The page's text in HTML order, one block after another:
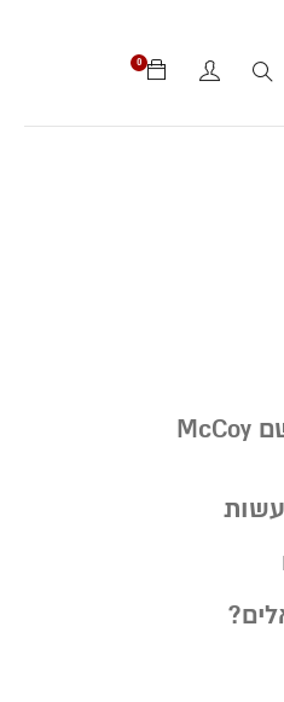
0
כל מי שמכיר לונגבורדים בטוח שמע את השם McCoy